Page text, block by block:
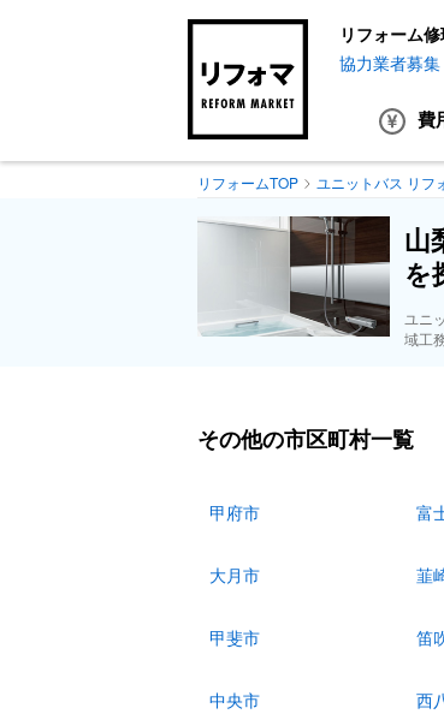
リフォーム
協力業者募集
費
リフォームTOP ユニットバス リフ
山
を
ユニ
域工
その他の市区町村一覧
甲府市 富
大月市 韮
甲斐市 笛
中央市 西